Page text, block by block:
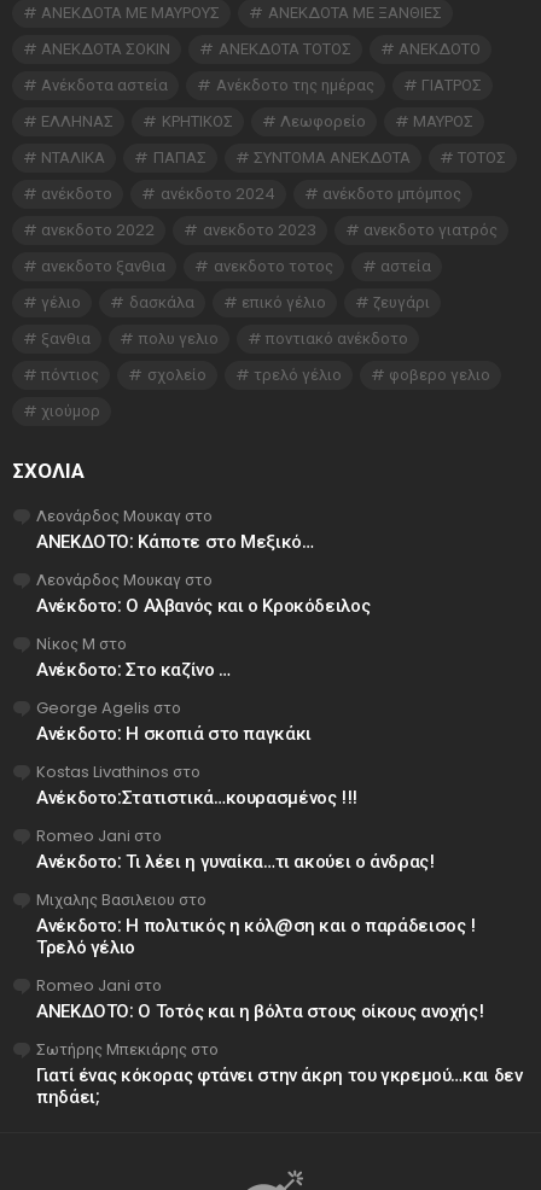
ΑΝΕΚΔΟΤΑ ΜΕ ΜΑΥΡΟΥΣ
ΑΝΕΚΔΟΤΑ ΜΕ ΞΑΝΘΙΕΣ
ΑΝΕΚΔΟΤΑ ΣΟΚΙΝ
ΑΝΕΚΔΟΤΑ ΤΟΤΟΣ
ΑΝΕΚΔΟΤΟ
Ανέκδοτα αστεία
Ανέκδοτο της ημέρας
ΓΙΑΤΡΟΣ
ΕΛΛΗΝΑΣ
ΚΡΗΤΙΚΟΣ Λεωφορείο
ΜΑΥΡΟΣ
ΝΤΑΛΙΚΑ
ΠΑΠΑΣ ΣΥΝΤΟΜΑ ΑΝΕΚΔΟΤΑ
ΤΟΤΟΣ
ανέκδοτο
ανέκδοτο 2024
ανέκδοτο μπόμπος
ανεκδοτο 2022
ανεκδοτο 2023
ανεκδοτο γιατρός
ανεκδοτο ξανθια
ανεκδοτο τοτος
αστεία
γέλιο
δασκάλα επικό γέλιο
ζευγάρι
ξανθια
πολυ γελιο
ποντιακό ανέκδοτο
πόντιος
σχολείο τρελό γέλιο
φοβερο γελιο
χιούμορ
ΣΧΌΛΙΑ
Λεονάρδος Μουκαγ στο
ΑΝΕΚΔΟΤΟ: Κάποτε στο Μεξικό…
Λεονάρδος Μουκαγ στο
Ανέκδοτο: Ο Αλβανός και ο Κροκόδειλος
Νίκος Μ στο
Ανέκδοτο: Στο καζίνο …
George Agelis στο
Ανέκδοτο: Η σκοπιά στο παγκάκι
Kostas Livathinos στο
Ανέκδοτο:Στατιστικά…κουρασμένος !!!
Romeo Jani στο
Ανέκδοτο: Τι λέει η γυναίκα…τι ακούει ο άνδρας!
Μιχαλης Βασιλειου στο
Ανέκδοτο: Η πολιτικός η κόλ@ση και ο παράδεισος !
Τρελό γέλιο
Romeo Jani στο
ΑΝΕΚΔΟΤΟ: Ο Τοτός και η βόλτα στους οίκους ανοχής!
Σωτήρης Μπεκιάρης στο
Γιατί ένας κόκορας φτάνει στην άκρη του γκρεμού…και δεν
πηδάει;